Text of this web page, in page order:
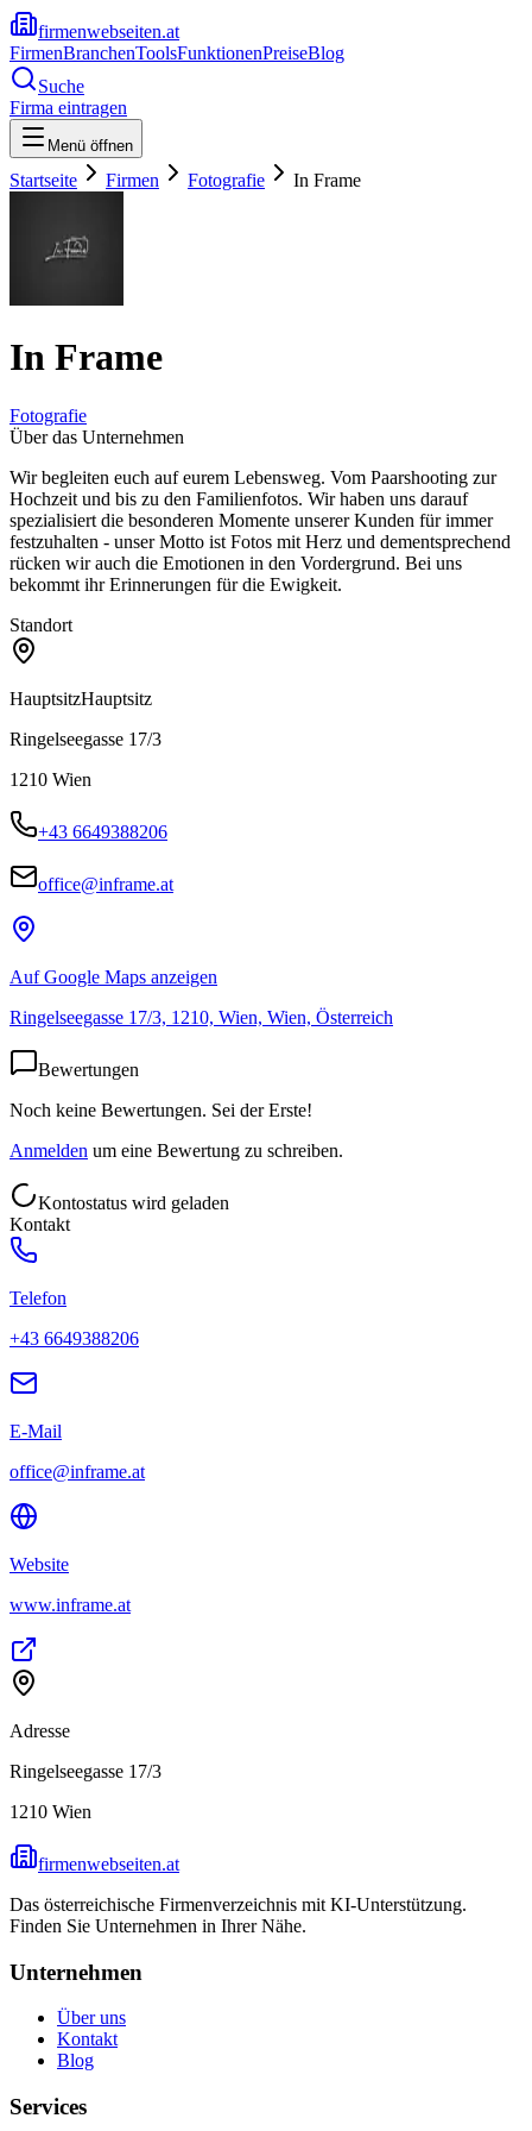
firmenwebseiten.at
FirmenBranchenToolsFunktionenPreiseBlog
Suche
Firma eintragen
Menü öffnen
Startseite Firmen Fotografie In Frame
In Frame
Fotografie
Über das Unternehmen
Wir begleiten euch auf eurem Lebensweg. Vom Paarshooting zur
Hochzeit und bis zu den Familienfotos. Wir haben uns darauf
spezialisiert die besonderen Momente unserer Kunden für immer
festzuhalten - unser Motto ist Fotos mit Herz und dementsprechend
rücken wir auch die Emotionen in den Vordergrund. Bei uns
bekommt ihr Erinnerungen für die Ewigkeit.
Standort
HauptsitzHauptsitz
Ringelseegasse 17/3
1210 Wien
+43 6649388206
office@inframe.at
Auf Google Maps anzeigen
Ringelseegasse 17/3, 1210, Wien, Wien, Österreich
Bewertungen
Noch keine Bewertungen. Sei der Erste!
Anmelden um eine Bewertung zu schreiben.
Kontostatus wird geladen
Kontakt
Telefon
+43 6649388206
E-Mail
office@inframe.at
Website
www.inframe.at
Adresse
Ringelseegasse 17/3
1210 Wien
firmenwebseiten.at
Das österreichische Firmenverzeichnis mit KI-Unterstützung.
Finden Sie Unternehmen in Ihrer Nähe.
Unternehmen
Über uns
Kontakt
Blog
Services